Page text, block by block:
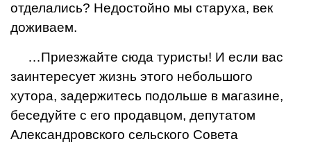
отделались? Недостойно мы старуха, век
доживаем.
…Приезжайте сюда туристы! И если вас
заинтересует жизнь этого небольшого
хутора, задержитесь подольше в магазине,
беседуйте с его продавцом, депутатом
Александровского сельского Совета